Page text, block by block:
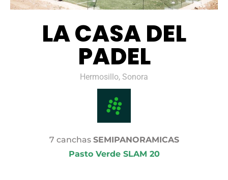
LA CASA DEL
PADEL
Hermosillo, Sonora
7 canchas SEMIPANORAMICAS
Pasto Verde SLAM 20